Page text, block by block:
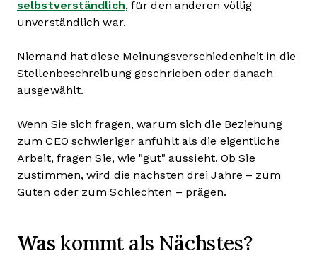
selbstverständlich, für den anderen völlig
unverständlich war.
Niemand hat diese Meinungsverschiedenheit in die
Stellenbeschreibung geschrieben oder danach
ausgewählt.
Wenn Sie sich fragen, warum sich die Beziehung
zum CEO schwieriger anfühlt als die eigentliche
Arbeit, fragen Sie, wie "gut" aussieht. Ob Sie
zustimmen, wird die nächsten drei Jahre – zum
Guten oder zum Schlechten – prägen.
Was kommt als Nächstes?